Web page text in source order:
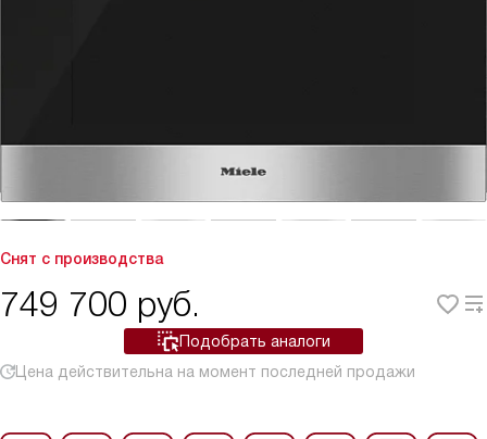
Снят с производства
749 700 руб.
Подобрать аналоги
Цена действительна на момент последней продажи